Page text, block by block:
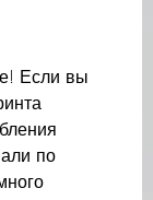
Если вы
по